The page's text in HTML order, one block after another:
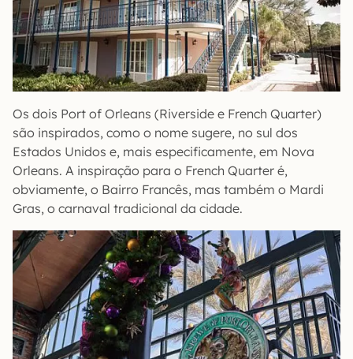
Os dois Port of Orleans (Riverside e French Quarter)
são inspirados, como o nome sugere, no sul dos
Estados Unidos e, mais especificamente, em Nova
Orleans. A inspiração para o French Quarter é,
obviamente, o Bairro Francês, mas também o Mardi
Gras, o carnaval tradicional da cidade.